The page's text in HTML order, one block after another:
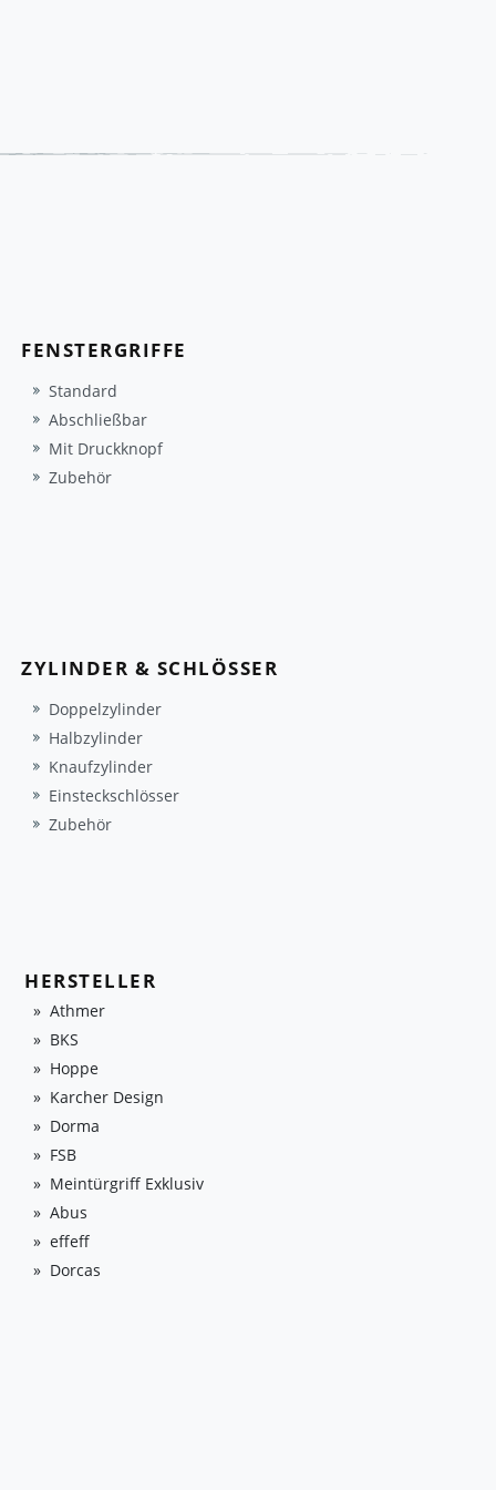
FENSTERGRIFFE
Standard
Abschließbar
Mit Druckknopf
Zubehör
ZYLINDER & SCHLÖSSER
Doppelzylinder
Halbzylinder
Knaufzylinder
Einsteckschlösser
Zubehör
HERSTELLER
Athmer
BKS
Hoppe
Karcher Design
Dorma
FSB
Meintürgriff Exklusiv
Abus
effeff
Dorcas